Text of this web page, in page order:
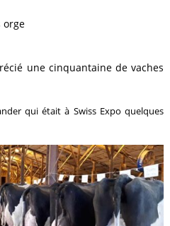
orge
une cinquantaine de vaches
qui était à Swiss Expo quelques